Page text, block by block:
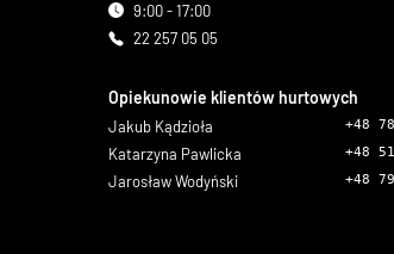
9:00 - 17:00
22 257 05 05
Opiekunowie klientów hurtowych
Jakub Kądzioła +48
Katarzyna Pawlicka +48
Jarosław Wodyński +48